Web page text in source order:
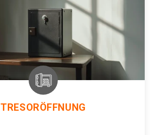
TRESORÖFFNUNG